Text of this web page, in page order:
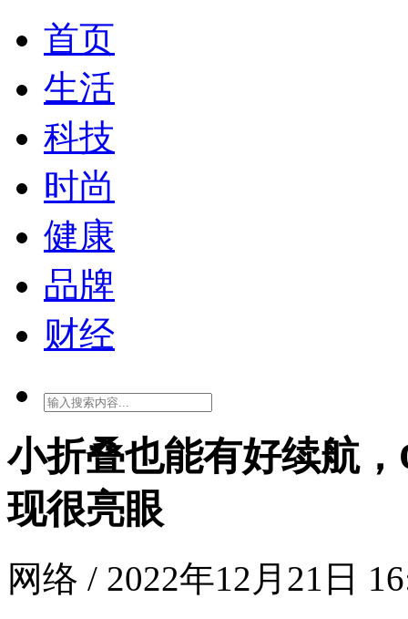
首页
生活
科技
时尚
健康
品牌
财经
小折叠也能有好续航
现很亮眼
网络 / 2022年12月21日